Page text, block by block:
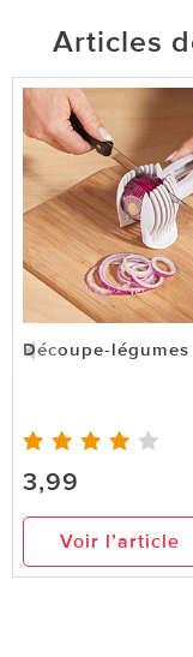
Articles
Découpe-légumes
3,99
Voir l’article